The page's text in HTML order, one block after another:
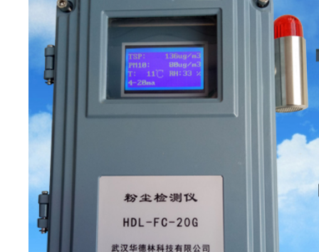
各种燃煤锅
高炉煤气粉尘浓
WKD-6
静电荷，通过
高科技电子线
量或浓度。
高炉煤气粉尘
技术参数
测量范